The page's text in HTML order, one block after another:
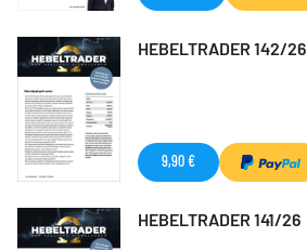
HEBELTRADER 142/26
9,90 €
HEBELTRADER 141/26